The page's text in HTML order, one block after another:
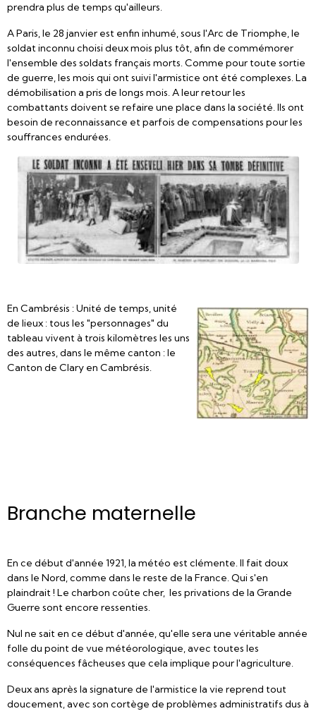
prendra plus de temps qu'ailleurs.
A Paris, le 28 janvier est enfin inhumé, sous l'Arc de Triomphe, le
soldat inconnu choisi deux mois plus tôt, afin de commémorer
l'ensemble des soldats français morts. Comme pour toute sortie
de guerre, les mois qui ont suivi l'armistice ont été complexes. La
démobilisation a pris de longs mois. A leur retour les
combattants doivent se refaire une place dans la société. Ils ont
besoin de reconnaissance et parfois de compensations pour les
souffrances endurées.
En Cambrésis : Unité de temps, unité
de lieux : tous les "personnages" du
tableau vivent à trois kilomètres les uns
des autres, dans le même canton : le
Canton de Clary en Cambrésis.
Branche maternelle
En ce début d'année 1921, la météo est clémente. Il fait doux
dans le Nord, comme dans le reste de la France. Qui s'en
plaindrait ! Le charbon coûte cher, les privations de la Grande
Guerre sont encore ressenties.
Nul ne sait en ce début d'année, qu'elle sera une véritable année
folle du point de vue météorologique, avec toutes les
conséquences fâcheuses que cela implique pour l'agriculture.
Deux ans après la signature de l'armistice la vie reprend tout
doucement, avec son cortège de problèmes administratifs dus à